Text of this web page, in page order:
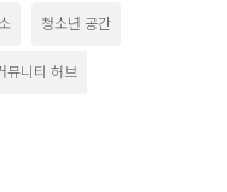
청소년 공간
뮤니티 허브